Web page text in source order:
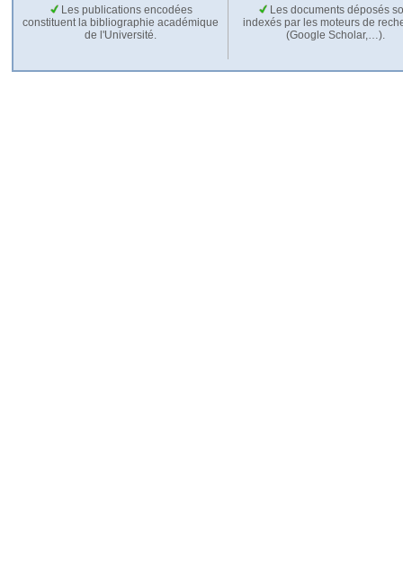
Les publications encodées
constituent la bibliographie académique
de l'Université.
Les documents déposés
indexés par les moteurs de
(Google Scholar,…).